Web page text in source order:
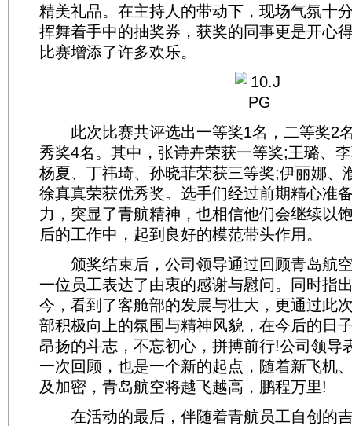
精美礼品。在主持人的带动下，现场气氛十
挥舞着手中的抽奖券，获奖的同事更是开心
比赛增添了许多欢乐。
此次比赛共评选出一等奖1名，二等奖2
秀奖4名。其中，张诗卉荣获一等奖;王璐、
杨夏、丁祎琦、孙晓菲荣获三等奖;伊丽娜、
徐真真荣获优秀奖。选手们经过前期精心准
力，突显了青航精神，也相信他们会继续以
后的工作中，起到良好的模范带头作用。
颁奖结束后，公司领导通过回顾青岛航
一位员工表达了由衷的感谢与慰问。同时指
今，看到了客舱部的发展与壮大，更通过此
部积极向上的氛围与精神风貌，在今后的日
昂扬的斗志，不忘初心，拼搏前行!公司领导
一次回顾，也是一个新的起点，随着新飞机
及加密，青岛航空将越飞越高，鹏程万里!
在活动的最后，伴随着青航员工自创的